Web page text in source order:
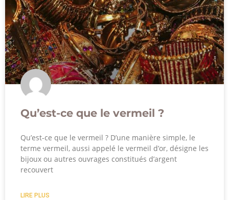
Qu’est-ce que le vermeil ?
Qu’est-ce que le vermeil ? D’une manière simple, le
terme vermeil, aussi appelé le vermeil d’or, désigne les
bijoux ou autres ouvrages constitués d’argent
recouvert
LIRE PLUS